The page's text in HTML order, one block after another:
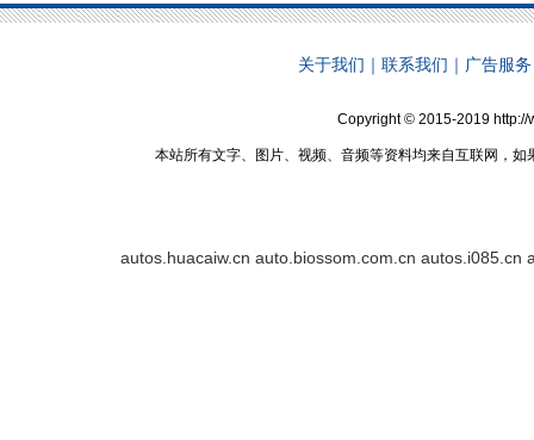
关于我们 ｜ 联系我们 ｜ 广告服务
Copyright © 2015-2019 http://
本站所有文字、图片、视频、音频等资料均来自互联网，
autos.huacaiw.cn auto.biossom.com.cn autos.i085.cn